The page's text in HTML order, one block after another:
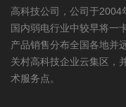
高科技公司，公司于2004
国内弱电行业中较早将一
产品销售分布全国各地并
关村高科技企业云集区，
术服务点。